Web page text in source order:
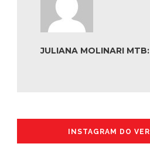
JULIANA MOLINARI
INSTAGRAM DO